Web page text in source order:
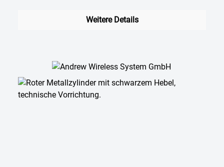
Weitere Details